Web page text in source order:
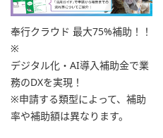
奉行クラウド 最大75%補助！！
※
デジタル化・AI導入補助金で業
務のDXを実現！
※申請する類型によって、補助
率や補助額は異なります。